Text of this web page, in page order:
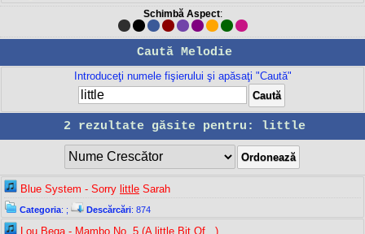
Schimbă Aspect:
Caută Melodie
Introduceţi numele fişierului şi apăsaţi "Caută"
2 rezultate găsite pentru: little
Blue System - Sorry little Sarah
Categoria: ; Descărcări: 874
Lou Bega - Mambo No. 5 (A little Bit Of...)